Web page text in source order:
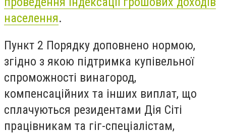
населення.
Пункт 2 Порядку доповнено нормою,
згідно з якою підтримка купівельної
спроможності винагород,
компенсаційних та інших виплат, що
сплачуються резидентами Дія Сіті
працівникам та гіг-спеціалістам,